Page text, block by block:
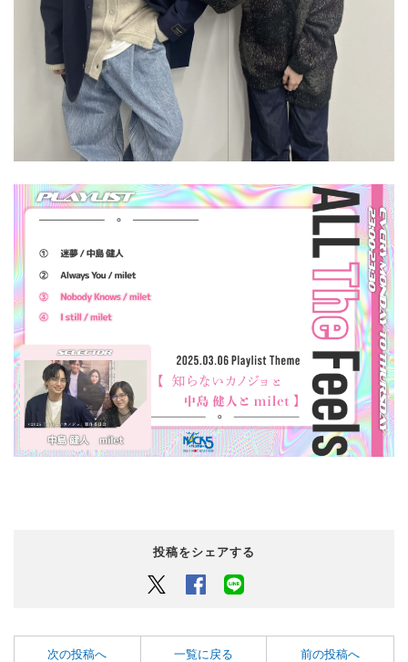
投稿をシェアする
Twitter Facebook
次の投稿へ 一覧に戻る 前の投稿へ